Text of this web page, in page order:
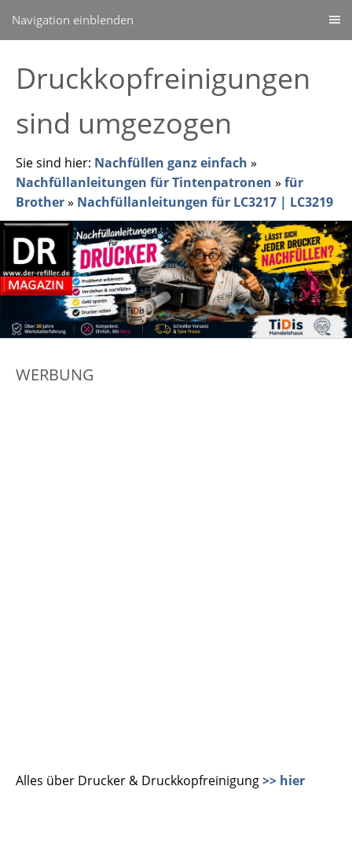
Navigation einblenden
Druckkopfreinigungen
sind umgezogen
Sie sind hier: Nachfüllen ganz einfach »
Nachfüllanleitungen für Tintenpatronen » für
Brother» Nachfüllanleitungen für LC3217 | LC3219
WERBUNG
Alles über Drucker & Druckkopfreinigung>> hier